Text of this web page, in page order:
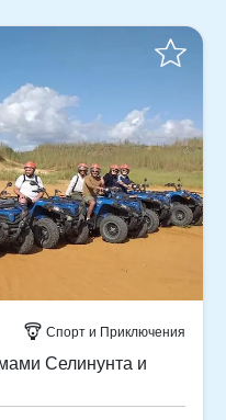
paragliding Спорт и Приключения
Селинунта и